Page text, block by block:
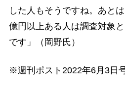
した人もそうですね。あと
億円以上ある人は調査対象
です」（岡野氏）
※週刊ポスト2022年6月3日